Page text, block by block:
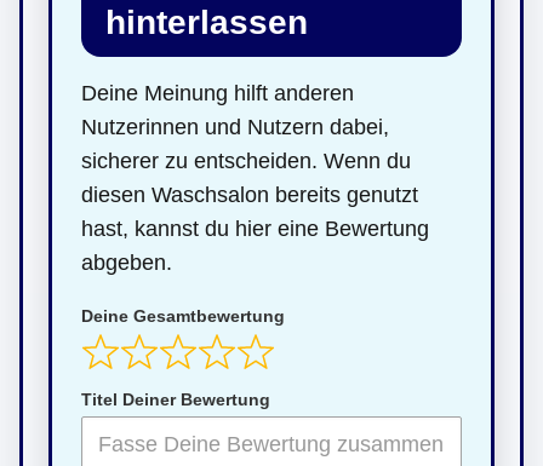
hinterlassen
Deine Meinung hilft anderen
Nutzerinnen und Nutzern dabei,
sicherer zu entscheiden. Wenn du
diesen Waschsalon bereits genutzt
hast, kannst du hier eine Bewertung
abgeben.
Deine Gesamtbewertung
Titel Deiner Bewertung